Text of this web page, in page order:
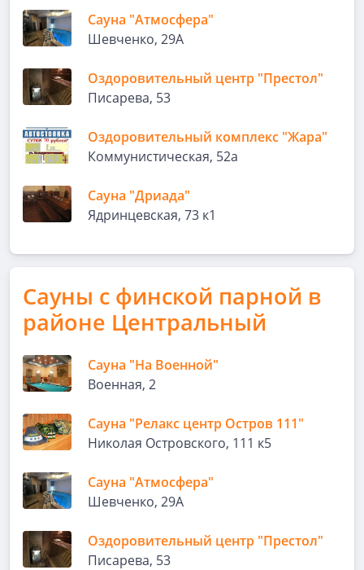
Сауна "Атмосфера"
Шевченко, 29А
Оздоровительный центр "Престол"
Писарева, 53
Оздоровительный комплекс "Жара"
Коммунистическая, 52а
Сауна "Дриада"
Ядринцевская, 73 к1
Сауны с финской парной в
районе Центральный
Сауна "На Военной"
Военная, 2
Сауна "Релакс центр Остров 111"
Николая Островского, 111 к5
Сауна "Атмосфера"
Шевченко, 29А
Оздоровительный центр "Престол"
Писарева, 53